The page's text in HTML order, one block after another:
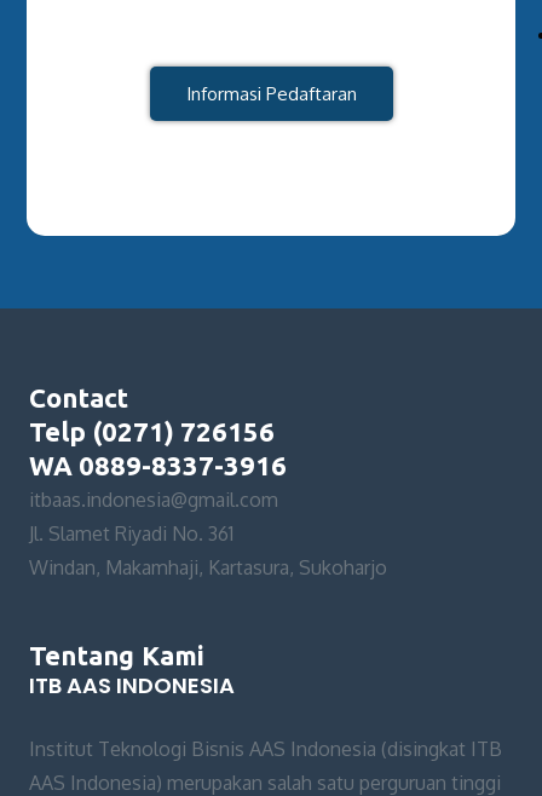
Informasi Pedaftaran
Contact
Telp (0271) 726156
WA 0889-8337-3916
itbaas.indonesia@gmail.com
Jl. Slamet Riyadi No. 361
Windan, Makamhaji, Kartasura, Sukoharjo
Tentang Kami
ITB AAS INDONESIA
Institut Teknologi Bisnis AAS Indonesia (disingkat ITB
AAS Indonesia) merupakan salah satu perguruan tinggi